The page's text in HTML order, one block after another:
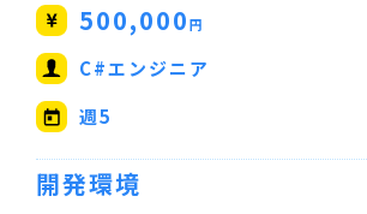
500,000円
C#エンジニア
週5
開発環境